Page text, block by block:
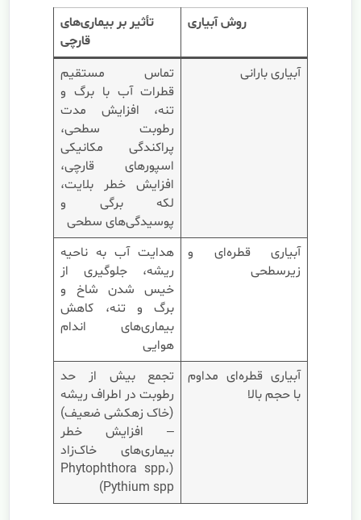
روش آبیاری
تأثیر بر بیماری‌های
قارچی
آبیاری بارانی
تماس مستقیم
قطرات آب با برگ و
تنه، افزایش مدت
رطوبت سطحی،
پراکندگی مکانیکی
اسپورهای قارچی،
افزایش خطر بلایت،
لکه برگی و
پوسیدگی‌های سطحی
آبیاری قطره‌ای و
زیرسطحی
هدایت آب به ناحیه
ریشه، جلوگیری از
خیس شدن شاخ و
برگ و تنه، کاهش
بیماری‌های اندام
هوایی
آبیاری قطره‌ای مداوم
با حجم بالا
تجمع بیش از حد
رطوبت در اطراف ریشه
(خاک زهکشی ضعیف)
– افزایش خطر
بیماری‌های خاک‌زاد
(Phytophthora spp،
Pythium spp)